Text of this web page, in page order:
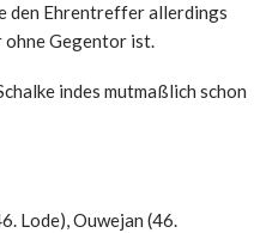
den Ehrentreffer allerdings
ohne Gegentor ist.
indes mutmaßlich schon
Lode), Ouwejan (46.